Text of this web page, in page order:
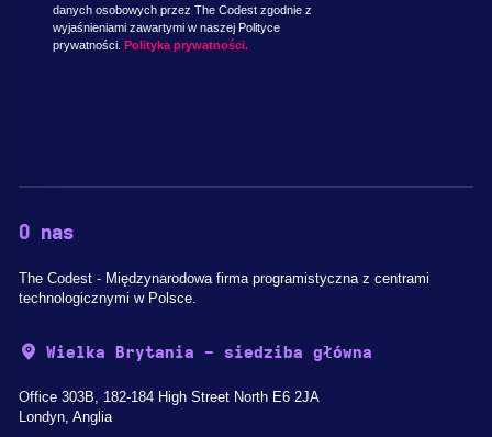
danych osobowych przez The Codest zgodnie z
wyjaśnieniami zawartymi w naszej Polityce
prywatności. Polityka prywatności.
O nas
The Codest - Międzynarodowa firma programistyczna z centrami
technologicznymi w Polsce.
Wielka Brytania - siedziba główna
Office 303B, 182-184 High Street North E6 2JA
Londyn, Anglia